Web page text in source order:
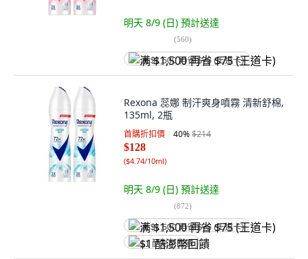
明天 8/9 (日) 預計送達
(560)
满 $1,500 再省 $75 (王道卡)
Rexona 蕊娜 制汗爽身噴霧 清新舒棉,
135ml, 2瓶
首購折扣價 40%$214
$128
($4.74/10ml)
明天 8/9 (日) 預計送達
(872)
满 $1,500 再省 $75 (王道卡)
$1 酷澎幣回饋